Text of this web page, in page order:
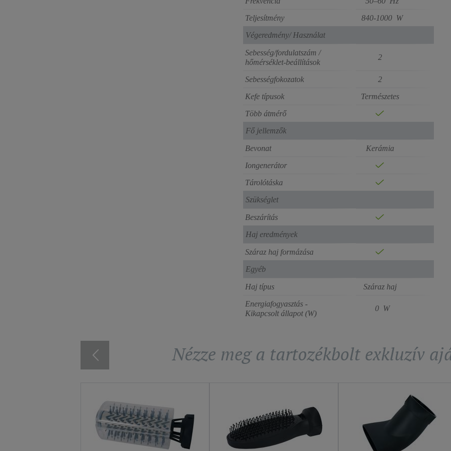
Teljesítmény
840-1000 W
Végeredmény/ Használat
Sebesség/fordulatszám /
hőmérséklet-beállítások
2
Sebességfokozatok
2
Kefe típusok
Természetes
Több átmérő
Fő jellemzők
Bevonat
Kerámia
Iongenerátor
Tárolótáska
Szükséglet
Beszárítás
Haj eredmények
Száraz haj formázása
Egyéb
Haj típus
Száraz haj
Energiafogyasztás -
Kikapcsolt állapot (W)
0 W
Nézze meg a tartozékbolt exkluzív